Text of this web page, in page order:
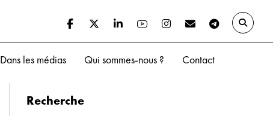
Dans les médias Qui sommes-nous ? Contact
Recherche